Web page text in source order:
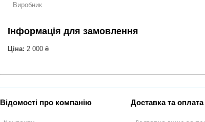
Виробник
Інформація для замовлення
Ціна: 2 000 ₴
Відомості про компанію Доставка та оплата